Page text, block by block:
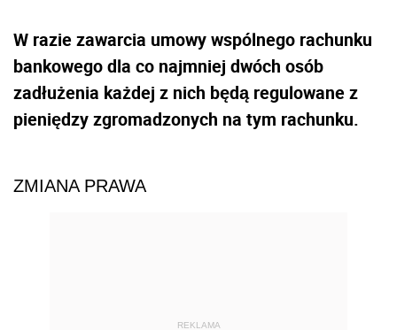
W razie zawarcia umowy wspólnego rachunku
bankowego dla co najmniej dwóch osób
zadłużenia każdej z nich będą regulowane z
pieniędzy zgromadzonych na tym rachunku.
ZMIANA PRAWA
REKLAMA